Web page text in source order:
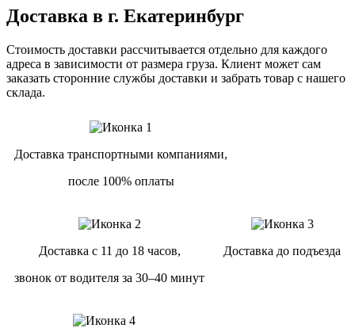
Доставка в г. Екатеринбург
Стоимость доставки рассчитывается отдельно для каждого
адреса в зависимости от размера груза. Клиент может сам
заказать сторонние службы доставки и забрать товар с нашего
склада.
Доставка транспортными компаниями,
после 100% оплаты
Доставка с 11 до 18 часов,
звонок от водителя за 30–40 минут
Доставка до подъезда